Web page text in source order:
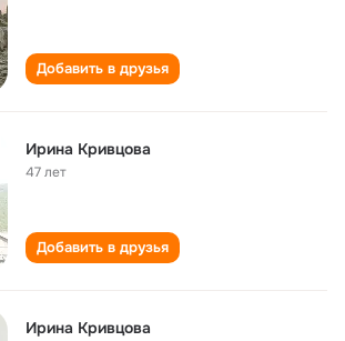
Добавить в друзья
Ирина Кривцова
47 лет
Добавить в друзья
Ирина Кривцова